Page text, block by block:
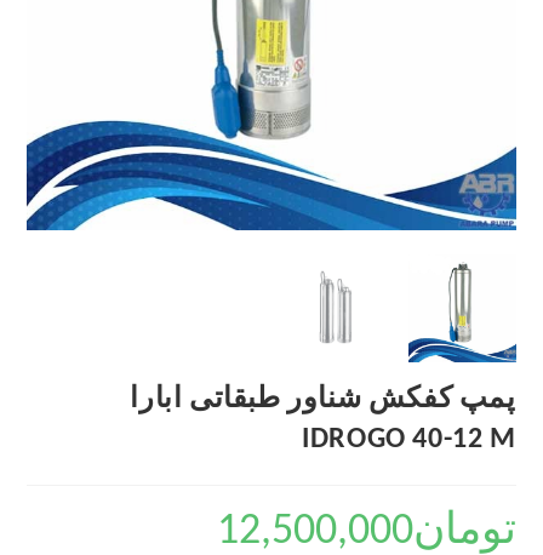
پمپ کفکش شناور طبقاتی ابارا
IDROGO 40-12 M
تومان12,500,000